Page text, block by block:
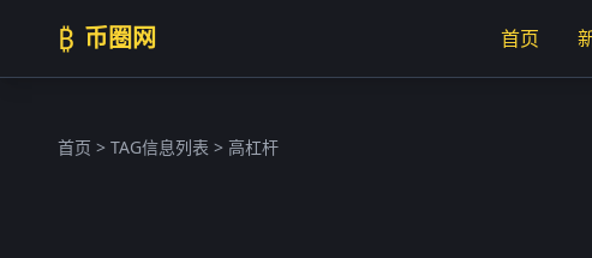
₿ 币圈网 首页
首页 > TAG信息列表 > 高杠杆